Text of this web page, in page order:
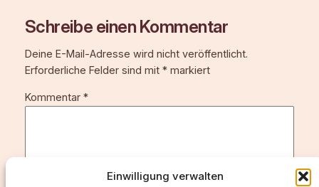
Einwilligung verwalten
Schreibe einen Kommentar
Deine E-Mail-Adresse wird nicht veröffentlicht.
Erforderliche Felder sind mit *markiert
Kommentar *